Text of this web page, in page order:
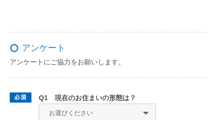
アンケート
アンケートにご協力をお願いします。
Q1 現在のお住まいの形態は？